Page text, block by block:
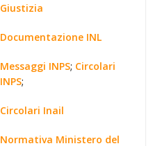
Giustizia
Documentazione INL
Messaggi INPS; Circolari
INPS;
Circolari Inail
Normativa Ministero del